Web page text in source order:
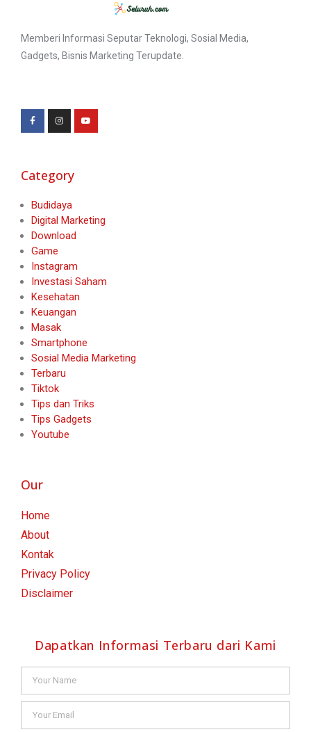
Memberi Informasi Seputar Teknologi, Sosial Media,
Gadgets, Bisnis Marketing Terupdate.
Category
Budidaya
Digital Marketing
Download
Game
Instagram
Investasi Saham
Kesehatan
Keuangan
Masak
Smartphone
Sosial Media Marketing
Terbaru
Tiktok
Tips dan Triks
Tips Gadgets
Youtube
Our
Home
About
Kontak
Privacy Policy
Disclaimer
Dapatkan Informasi Terbaru dari Kami